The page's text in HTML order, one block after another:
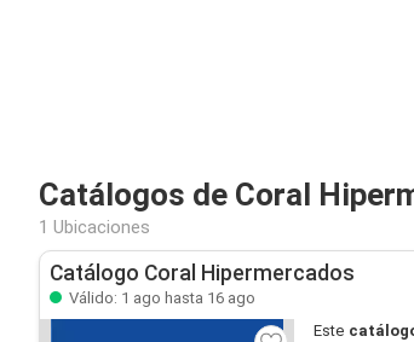
Catálogos de Coral
1 Ubicaciones
Catálogo Coral Hipermercados
Válido: 1 ago hasta 16 ago
Este